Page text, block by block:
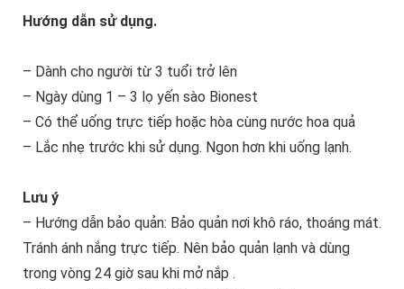
Hướng dẫn sử dụng.
– Dành cho người từ 3 tuổi trở lên
– Ngày dùng 1 – 3 lọ yến sào Bionest
– Có thể uống trực tiếp hoặc hòa cùng nước hoa quả
– Lắc nhẹ trước khi sử dụng. Ngon hơn khi uống lạnh.
Lưu ý
– Hướng dẫn bảo quản: Bảo quản nơi khô ráo, thoáng mát.
Tránh ánh nắng trực tiếp. Nên bảo quản lạnh và dùng
trong vòng 24 giờ sau khi mở nắp .